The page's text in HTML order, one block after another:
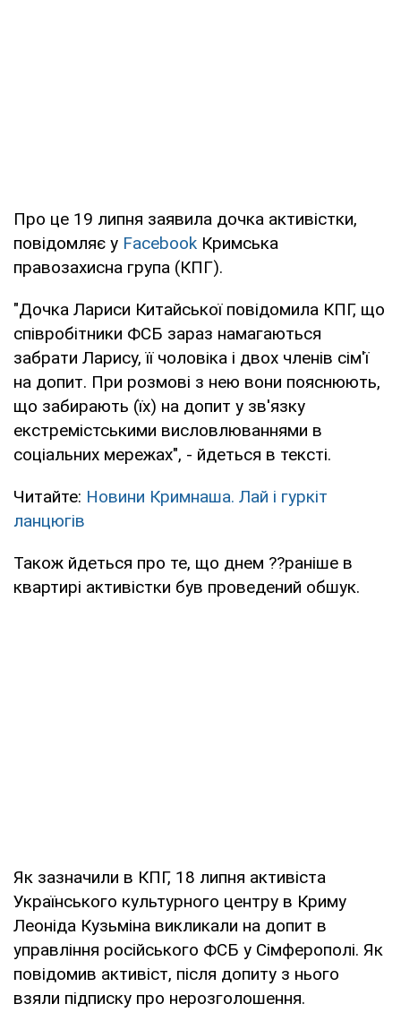
Про це 19 липня заявила дочка активістки,
повідомляє у Facebook Кримська
правозахисна група (КПГ).
"Дочка Лариси Китайської повідомила КПГ, що
співробітники ФСБ зараз намагаються
забрати Ларису, її чоловіка і двох членів сім'ї
на допит. При розмові з нею вони пояснюють,
що забирають (їх) на допит у зв'язку
екстремістськими висловлюваннями в
соціальних мережах", - йдеться в тексті.
Читайте: Новини Кримнаша. Лай і гуркіт
ланцюгів
Також йдеться про те, що днем ??раніше в
квартирі активістки був проведений обшук.
Як зазначили в КПГ, 18 липня активіста
Українського культурного центру в Криму
Леоніда Кузьміна викликали на допит в
управління російського ФСБ у Сімферополі. Як
повідомив активіст, після допиту з нього
взяли підписку про нерозголошення.